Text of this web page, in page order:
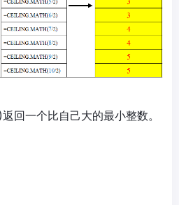
回一个比自己大的最小整数。